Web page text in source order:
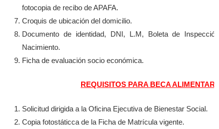
fotocopia de recibo de APAFA.
Croquis de ubicación del domicilio.
Documento de identidad, DNI, L.M, Boleta de
Nacimiento.
Ficha de evaluación socio económica.
REQUISITOS PARA BECA
Solicitud dirigida a la Oficina Ejecutiva de Bienestar Social.
Copia fotostáticca de la Ficha de Matrícula vigente.